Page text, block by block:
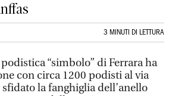
3 MINUTI DI LETTURA
podistica “simbolo” di Ferrara ha
con circa 1200 podisti al via
la fanghiglia dell’anello